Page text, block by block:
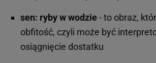
sen: ryby w wodzie- to obraz,
obfitość, czyli może być
osiągnięcie dostatku